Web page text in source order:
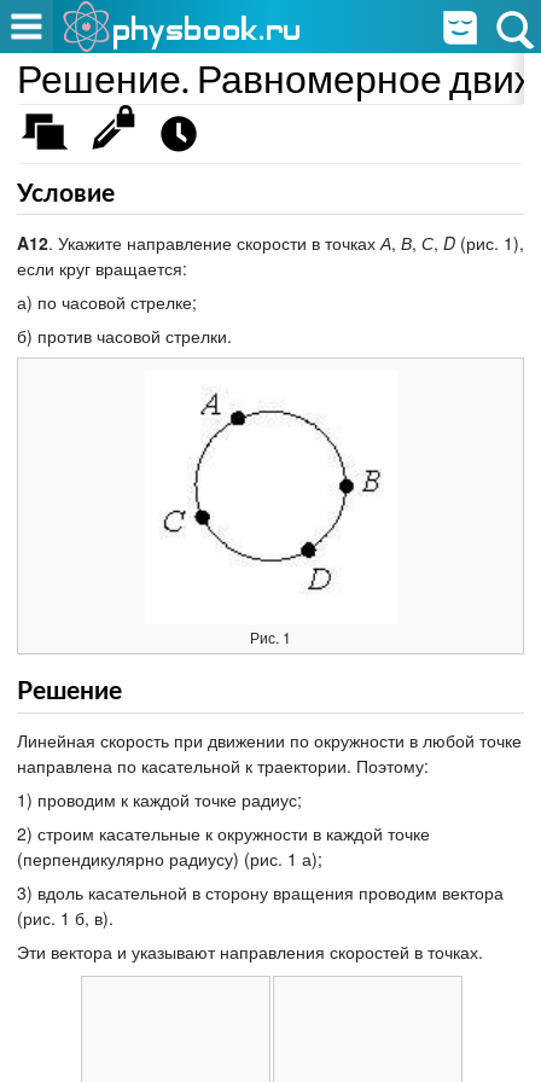
Решение. Равномерное
Условие
A12. Укажите направление скорости в точкахА, В, С, D (рис. 1),
если круг вращается:
а) по часовой стрелке;
б) против часовой стрелки.
Рис. 1
Решение
Линейная скорость при движении по окружности в любой точке
направлена по касательной к траектории. Поэтому:
1) проводим к каждой точке радиус;
2) строим касательные к окружности в каждой точке
(перпендикулярно радиусу) (рис. 1 а);
3) вдоль касательной в сторону вращения проводим вектора
(рис. 1 б, в).
Эти вектора и указывают направления скоростей в точках.